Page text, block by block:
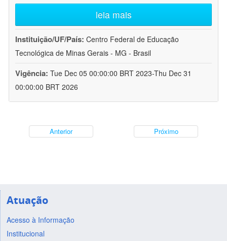
leia mais
Instituição/UF/País: Centro Federal de Educação
Tecnológica de Minas Gerais - MG - Brasil
Vigência: Tue Dec 05 00:00:00 BRT 2023-Thu Dec 31
00:00:00 BRT 2026
Anterior Próximo
Atuação
Acesso à Informação
Institucional